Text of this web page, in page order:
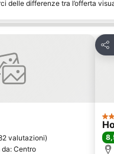
delle differenze tra l’offerta
valutazioni)
Centro
3